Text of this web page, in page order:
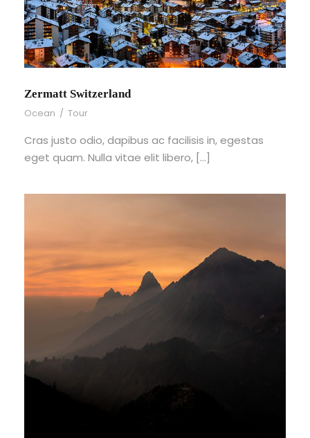
Zermatt Switzerland
Ocean / Tour
Cras justo odio, dapibus ac facilisis in, egestas
eget quam. Nulla vitae elit libero, […]